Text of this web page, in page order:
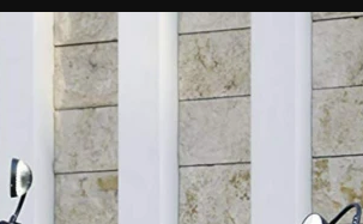
Для партнёров
Контакты